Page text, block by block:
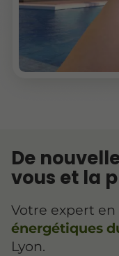
De
vous et la
Votre expert
énergétiques
Lyon.